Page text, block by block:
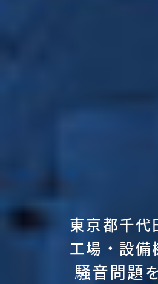
東京都千代
工場・設備
騒音問題を